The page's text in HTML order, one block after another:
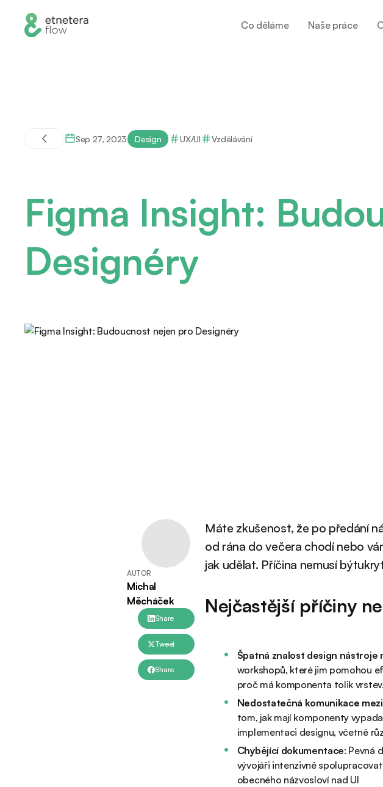
Co děláme Naše práce
Sep 27, 2023 Design UX/UI Vzdělávání
Figma Insight:
Designéry
AUTOR
Michal
Měcháček
Share
Tweet
Share
Máte zkušenost, že po předání
od rána do večera chodí nebo
jak udělat. Příčina nemusí
Nejčastější příčiny
Špatná znalost design nástroje
workshopů, které jim pomohou
proč má komponenta tolik vrstev.
Nedostatečná komunikace
tom, jak mají komponenty
implementaci designu, včetně
Chybějící dokumentace: Pevná
vývojáři intenzivně
obecného názvosloví nad UI